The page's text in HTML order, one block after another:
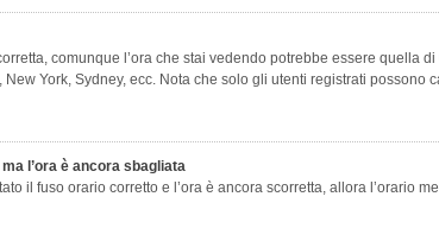
comunque l’ora che stai vedendo potrebbe essere
York, Sydney, ecc. Nota che solo gli utenti registrati possono
l’ora è ancora sbagliata
il fuso orario corretto e l’ora è ancora scorretta, allora l’orario